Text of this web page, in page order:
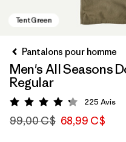
Pantalons pour homme
Men's All Seasons
Regular
Évaluation: 4.2 / 5
225 Avis
99,00 C$ 68,99 C$